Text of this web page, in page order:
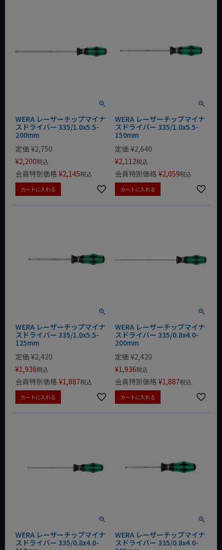
WERA レーザーチップマイナ
スドライバー 335/1.0x5.5-
200mm
定価 ¥2,750
¥2,200税込
会員特別価格 ¥2,145税込
カートに入れる
WERA レーザーチップマイナ
スドライバー 335/1.0x5.5-
150mm
定価 ¥2,640
¥2,112税込
会員特別価格 ¥2,059税込
カートに入れる
WERA レーザーチップマイナ
スドライバー 335/1.0x5.5-
125mm
定価 ¥2,420
¥1,936税込
会員特別価格 ¥1,887税込
カートに入れる
WERA レーザーチップマイナ
スドライバー 335/0.8x4.0-
200mm
定価 ¥2,420
¥1,936税込
会員特別価格 ¥1,887税込
カートに入れる
WERA レーザーチップマイナ
スドライバー 335/0.8x4.0-
WERA レーザーチップマイナ
スドライバー 335/0.8x4.0-